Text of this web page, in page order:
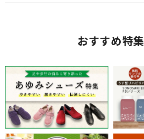
おすすめ特集